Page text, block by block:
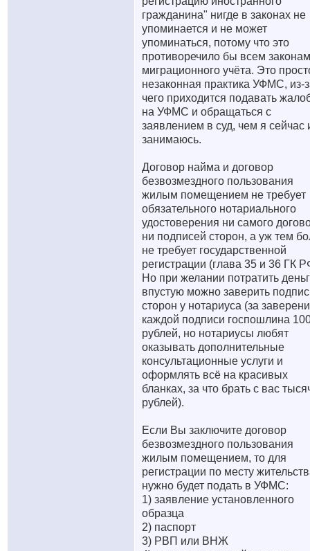
гражданина" нигде в законах не
упоминается и не может
упоминаться, потому что это
противоречило бы всем законам
миграционного учёта. Это
незаконная практика УФМС, из-
чего приходится подавать
на УФМС и обращаться с
заявлением в суд, чем я сейчас
занимаюсь.
Договор найма и договор
безвозмездного пользования
жилым помещением не требует
обязательного нотариального
удостоверения ни самого
ни подписей сторон, а уж тем
не требует государственной
регистрации (глава 35 и 36 ГК
Но при желании потратить
впустую можно заверить
сторон у нотариуса (за
каждой подписи госпошлина
рублей, но нотариусы любят
оказывать дополнительные
консультационные услуги и
оформлять всё на красивых
бланках, за что брать с вас
рублей).
Если Вы заключите договор
безвозмездного пользования
жилым помещением, то для
регистрации по месту
нужно будет подать в УФМС:
1) заявление установленного
образца
2) паспорт
3) РВП или ВНЖ